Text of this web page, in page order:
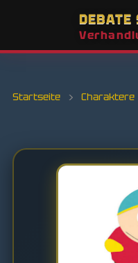
DEBATE
Startseite › Charaktere